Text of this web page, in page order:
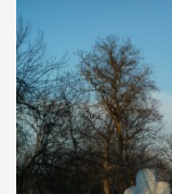
збереглися,
мовою. За всіма
український.
роках Болган […]